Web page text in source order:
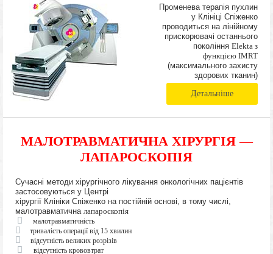
Променева терапія пухлин
у Клініці Спіженко
проводиться на лінійному
прискорювачі останнього
покоління Elekta з
функцією IMRT
(максимального захисту
здорових тканин)
Детальніше
МАЛОТРАВМАТИЧНА ХІРУРГІЯ —
ЛАПАРОСКОПІЯ
Сучасні методи хірургічного лікування онкологічних пацієнтів
застосовуються у Центрі
хірургії Клініки Спіженко на постійній основі, в тому числі,
малотравматична лапароскопія
малотравматичність
тривалість операції від 15 хвилин
відсутність великих розрізів
відсутність крововтрат